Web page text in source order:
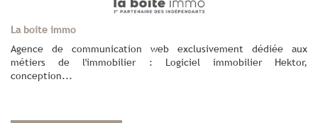
La boite immo
Agence de communication web exclusivement dédiée aux
métiers de l'immobilier : Logiciel immobilier Hektor,
conception...